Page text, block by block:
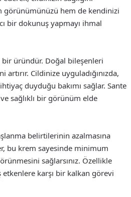
görünümünüzü hem de kendinizi
bir dokunuş yapmayı ihmal
bir üründür. Doğal bileşenleri
Cildinize uyguladığınızda,
duyduğu bakımı sağlar. Sante
sağlıklı bir görünüm elde
belirtilerinin azalmasına
bu krem sayesinde minimum
sağlarsınız. Özellikle
karşı bir kalkan görevi